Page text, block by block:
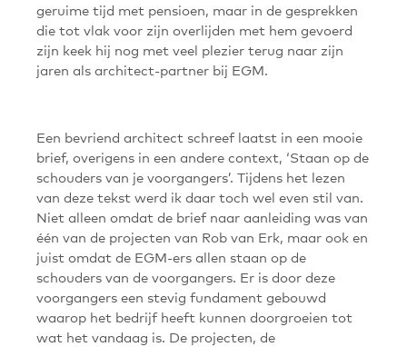
geruime tijd met pensioen, maar in de gesprekken
die tot vlak voor zijn overlijden met hem gevoerd
zijn keek hij nog met veel plezier terug naar zijn
jaren als architect-partner bij EGM.
Een bevriend architect schreef laatst in een mooie
brief, overigens in een andere context, ‘Staan op de
schouders van je voorgangers’. Tijdens het lezen
van deze tekst werd ik daar toch wel even stil van.
Niet alleen omdat de brief naar aanleiding was van
één van de projecten van Rob van Erk, maar ook en
juist omdat de EGM-ers allen staan op de
schouders van de voorgangers. Er is door deze
voorgangers een stevig fundament gebouwd
waarop het bedrijf heeft kunnen doorgroeien tot
wat het vandaag is. De projecten, de